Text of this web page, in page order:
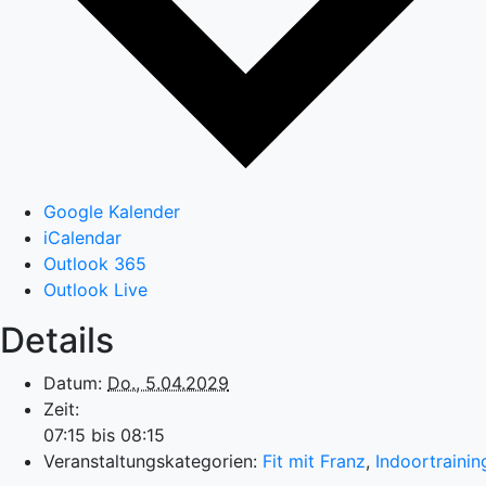
Google Kalender
iCalendar
Outlook 365
Outlook Live
Details
Datum: Do., 5.04.2029
Zeit:
07:15 bis 08:15
Veranstaltungskategorien: Fit mit Franz,